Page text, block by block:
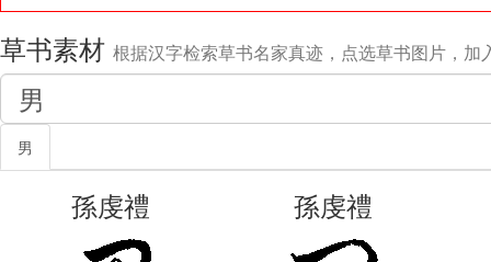
草书素材 根据汉字检索草书名家真迹，点选草书图片，加
男
孫虔禮 孫虔禮